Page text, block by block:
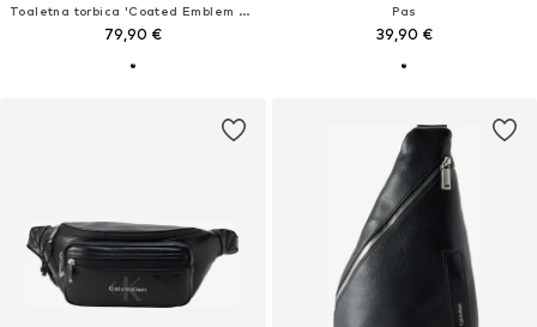
Toaletna torbica 'Coated Emblem Print Bracelet Strap'
79,90 €
Pas
39,90 €